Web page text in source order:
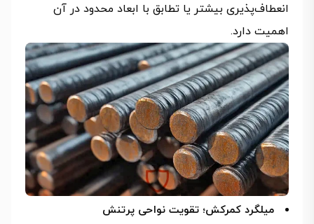
انعطاف‌پذیری بیشتر یا تطابق با ابعاد محدود در آن
اهمیت دارد.
میلگرد کمرکش؛ تقویت نواحی پرتنش